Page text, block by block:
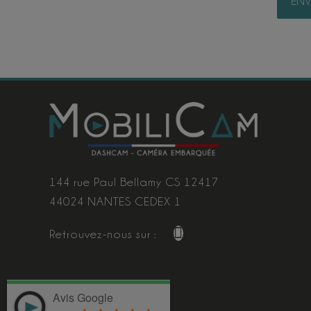
144 rue Paul Bellamy CS 12417
44024 NANTES CEDEX 1
Retrouvez-nous sur :